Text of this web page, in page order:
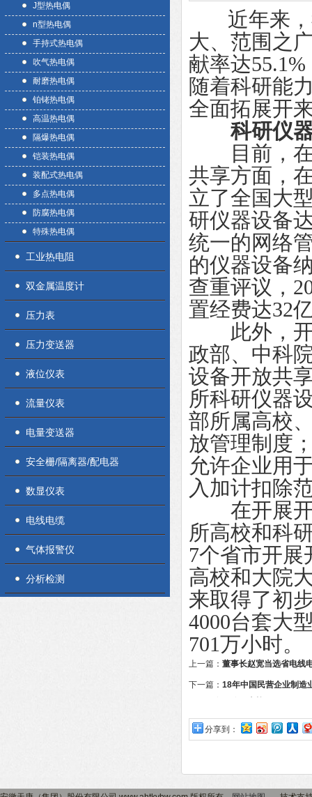
J型热电偶
n型热电偶
手持式热电偶
吹气热电偶
耐磨热电偶
铂铑热电偶
高温热电偶
隔爆热电偶
铠装热电偶
装配式热电偶
多点热电偶
防腐热电偶
特殊热电偶
工业热电阻
双金属温度计
压力表
压力变送器
液位仪表
流量仪表
电量变送器
安全栅/隔离器/配电器
数显仪表
电线电缆
气体报警仪
分析检测
近年来，
大、范围之
献率达
随着科研能
全面拓展开
科研仪
目前，在
共享方面，
立了全国大
研仪器设备
统一的网络
的仪器设备
查重评议，
置经费达32
此外，开
政部、中科
设备开放共
所科研仪器
部所属高校
放管理制度
允许企业用
入加计扣除
在开展开
所高校和科
7个省市开
高校和大院
来取得了初
4000台套大
701万小时。
上一篇： 董事长赵宽当选省电线
下一篇： 18年中国民营企业制造
分享到：